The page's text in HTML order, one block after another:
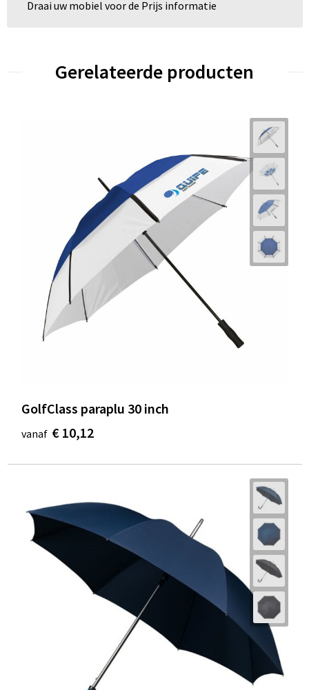
Draai uw mobiel voor de Prijs informatie
Gerelateerde producten
GolfClass paraplu 30 inch
vanaf € 10,12